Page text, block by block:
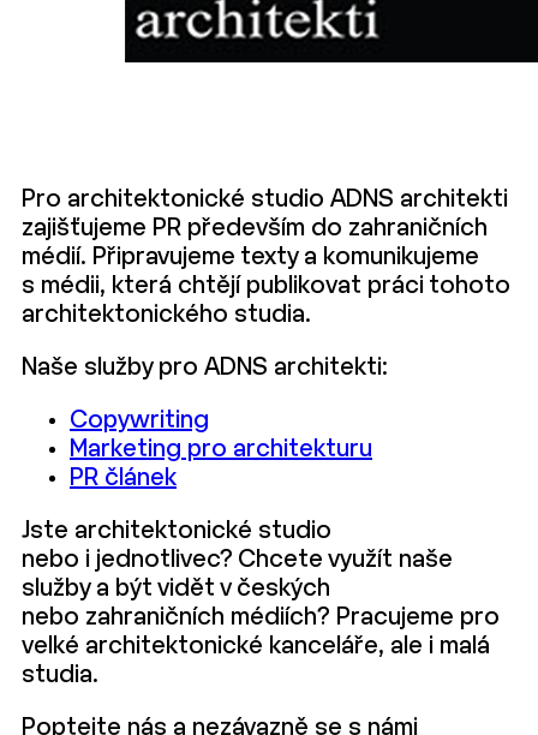
Pro architektonické studio ADNS architekti
zajišťujeme PR především do zahraničních
médií. Připravujeme texty a komunikujeme
s médii, která chtějí publikovat práci tohoto
architektonického studia.
Naše služby pro ADNS architekti:
Copywriting
Marketing pro architekturu
PR článek
Jste architektonické studio
nebo i jednotlivec? Chcete využít naše
služby a být vidět v českých
nebo zahraničních médiích? Pracujeme pro
velké architektonické kanceláře, ale i malá
studia.
Poptejte nás a nezávazně se s námi